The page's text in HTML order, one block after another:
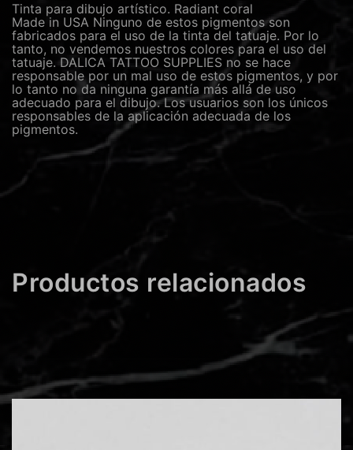
Tinta para dibujo artístico. Radiant coral
Made in USA Ninguno de estos pigmentos son
fabricados para el uso de la tinta del tatuaje. Por lo
tanto, no vendemos nuestros colores para el uso del
tatuaje. DALICA TATTOO SUPPLIES no se hace
responsable por un mal uso de estos pigmentos, y por
lo tanto no da ninguna garantía más allá de uso
adecuado para el dibujo. Los usuarios son los únicos
responsables de la aplicación adecuada de los
pigmentos.
Productos relacionados